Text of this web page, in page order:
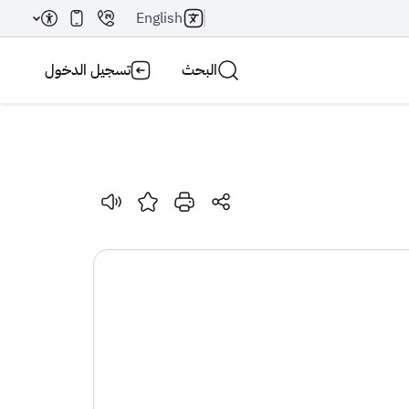
English
البحث تسجيل الدخول